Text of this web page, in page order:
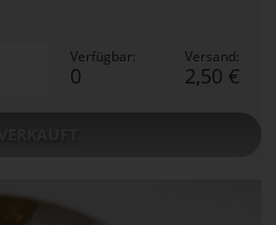
Verfügbar:
0
Versand:
2,50 €